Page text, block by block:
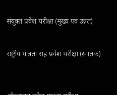
संयुक्त प्रवेश परीक्षा (मुख्य एवं उन्नत)
राष्ट्रीय पात्रता सह प्रवेश परीक्षा (स्नातक)